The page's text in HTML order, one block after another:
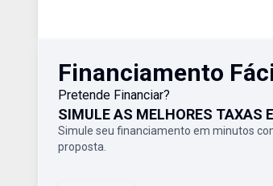
Financiamento
Pretende Financiar?
SIMULE AS MELHORES TAXAS
Simule seu financiamento em minutos
proposta.